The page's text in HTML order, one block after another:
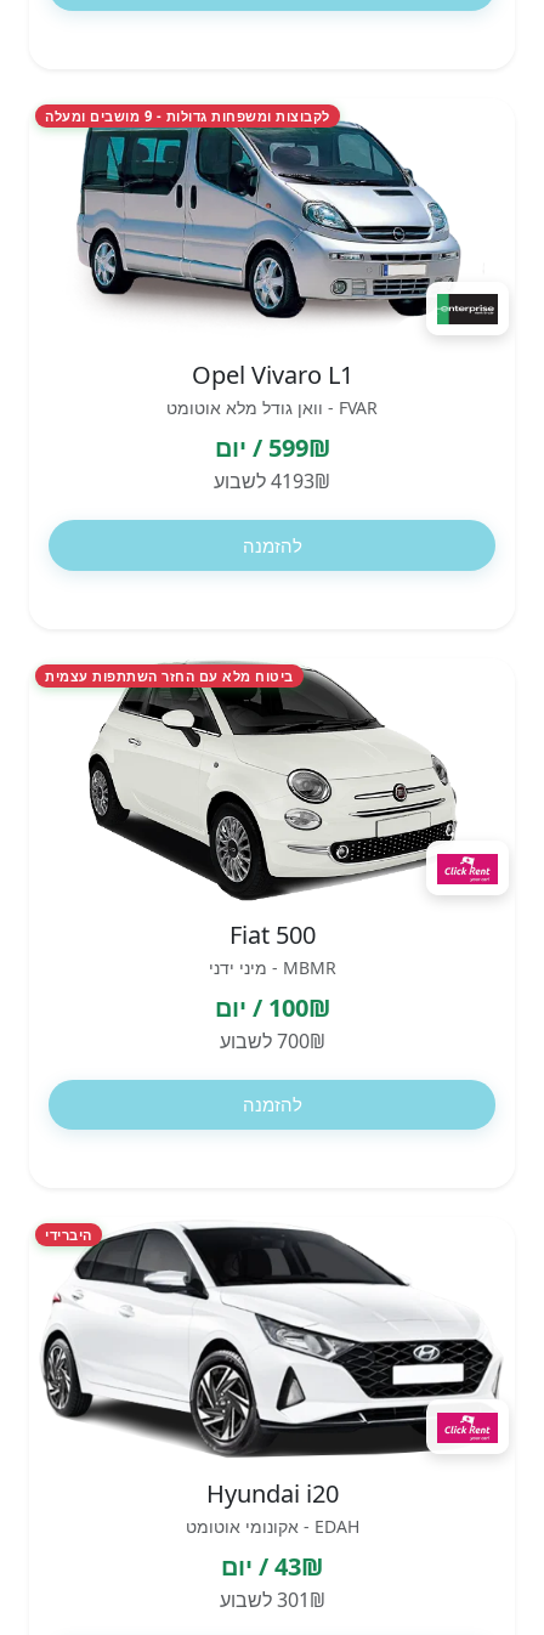
לקבוצות ומשפחות גדולות - 9 מושבים ומעלה
Opel Vivaro L1
FVAR - וואן גודל מלא אוטומט
599₪ / יום
4193₪ לשבוע
להזמנה
ביטוח מלא עם החזר השתתפות עצמית
Fiat 500
MBMR - מיני ידני
100₪ / יום
700₪ לשבוע
להזמנה
היברידי
Hyundai i20
EDAH - אקונומי אוטומט
43₪ / יום
301₪ לשבוע